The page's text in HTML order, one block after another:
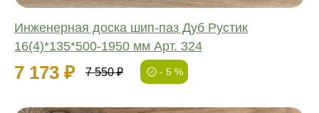
Инженерная доска шип-паз Дуб Рустик
16(4)*135*500-1950 мм Арт. 324
7 173 ₽ 7 550 ₽ - 5 %